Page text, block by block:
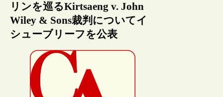
リンを巡るKirtsaeng v. John
Wiley & Sons裁判についてイ
シューブリーフを公表